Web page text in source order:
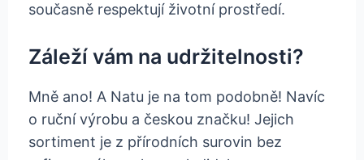
současně respektují životní prostředí.
Záleží vám na udržitelnosti?
Mně ano! A Natu je na tom podobně! Navíc
o ruční výrobu a českou značku! Jejich
sortiment je z přírodních surovin bez